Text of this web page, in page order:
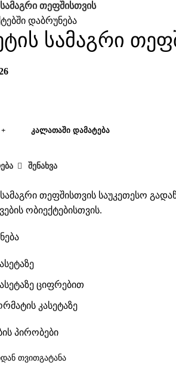
სამაგრი თეფშისთვის
დაბრუნება
სამაგრი
ᲙᲐᲚᲐᲗᲐᲨᲘ ᲓᲐᲛᲐᲢᲔᲑᲐ
შენახვა
სამაგრი თეფშისთვის საუკეთესო
ობიექტებისთვის.
ციფრებით
კასეტაზე
პირობები
თვითგატანა